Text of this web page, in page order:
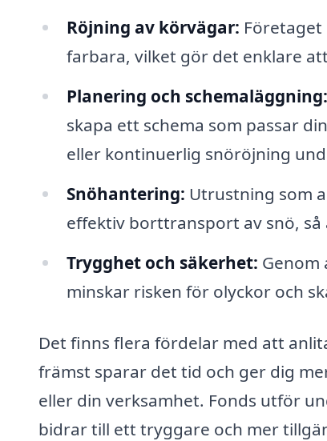
Röjning av körvägar:
farbara, vilket gör det enklare
Planering och schemaläggning:
skapa ett schema som passar
eller kontinuerlig snöröjning
Snöhantering: Utrustning som
effektiv borttransport av snö,
Trygghet och säkerhet: Genom
minskar risken för olyckor och
Det finns flera fördelar med att
främst sparar det tid och ger dig
eller din verksamhet. Fonds utför
bidrar till ett tryggare och mer